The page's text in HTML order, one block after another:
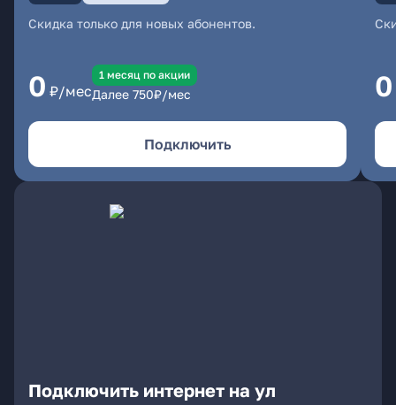
Скидка только для новых абонентов.
0 ₽/мес
1 месяц по акции
Далее 750₽/мес
Подключить
0
Подключить интернет на ул